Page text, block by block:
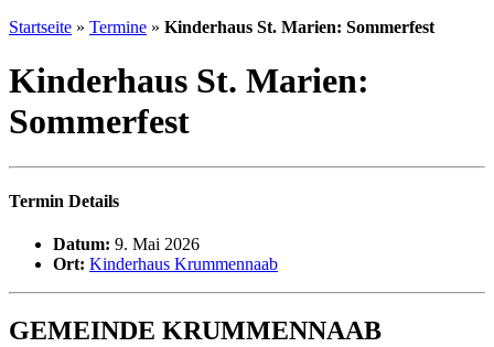
Startseite » Termine » Kinderhaus St. Marien: Sommerfest
Kinderhaus St. Marien:
Sommerfest
Termin Details
Datum: 9. Mai 2026
Ort: Kinderhaus Krummennaab
GEMEINDE KRUMMENNAAB